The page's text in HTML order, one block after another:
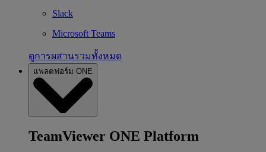
Slack
Microsoft Teams
ดูการผสานรวมทั้งหมด
แพลตฟอร์ม ONE
TeamViewer ONE Platform